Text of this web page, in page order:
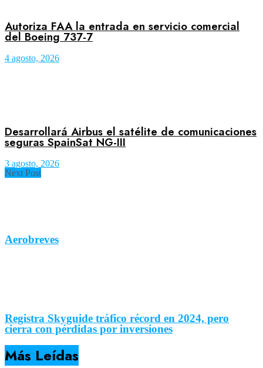
Autoriza FAA la entrada en servicio comercial
del Boeing 737-7
4 agosto, 2026
Desarrollará Airbus el satélite de comunicaciones
seguras SpainSat NG-III
3 agosto, 2026
Next Post
Aerobreves
Registra Skyguide tráfico récord en 2024, pero
cierra con pérdidas por inversiones
Más Leídas